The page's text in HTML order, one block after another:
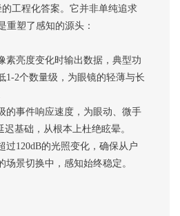
工程化答案。它并非单纯追求
重塑了感知的源头：
素亮度变化时输出数据，典型功
1-2个数量级，为眼镜的轻薄与长
的事件响应速度，为眼动、微手
迟基础，从根本上杜绝眩晕。
过120dB的光照变化，确保从户
场景切换中，感知始终稳定。